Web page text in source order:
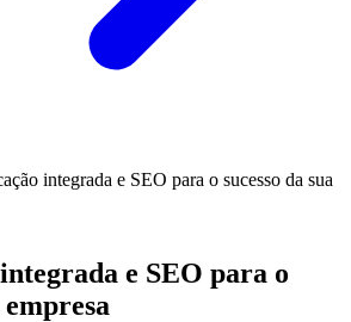
integrada e SEO para o sucesso da sua
e SEO para o
empresa